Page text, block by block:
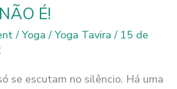
É!
/Yoga /Yoga Tavira/ 15 de
se escutam no silêncio. Há uma